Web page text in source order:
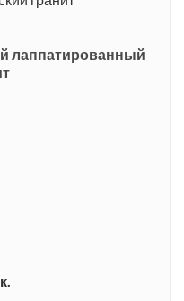
лаппатированный